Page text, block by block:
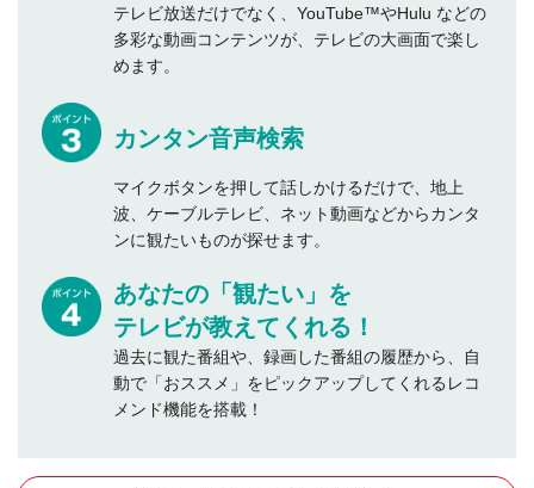
テレビ放送だけでなく、YouTube™やHulu などの
多彩な動画コンテンツが、テレビの大画面で楽し
めます。
カンタン音声検索
マイクボタンを押して話しかけるだけで、地上
波、ケーブルテレビ、ネット動画などからカンタ
ンに観たいものが探せます。
あなたの「観たい」を
テレビが教えてくれる！
過去に観た番組や、録画した番組の履歴から、自
動で「おススメ」をピックアップしてくれるレコ
メンド機能を搭載！